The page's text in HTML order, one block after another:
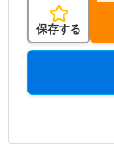
保存する